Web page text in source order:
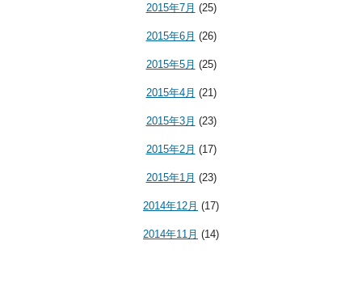
2015年7月 (25)
2015年6月 (26)
2015年5月 (25)
2015年4月 (21)
2015年3月 (23)
2015年2月 (17)
2015年1月 (23)
2014年12月 (17)
2014年11月 (14)